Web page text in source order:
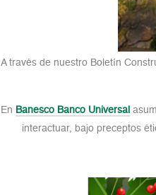
A través de nuestro Boletín
En Banesco Banco Universal
interactuar, bajo preceptos